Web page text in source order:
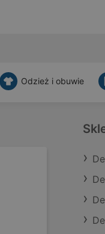
Odzież i obuwie